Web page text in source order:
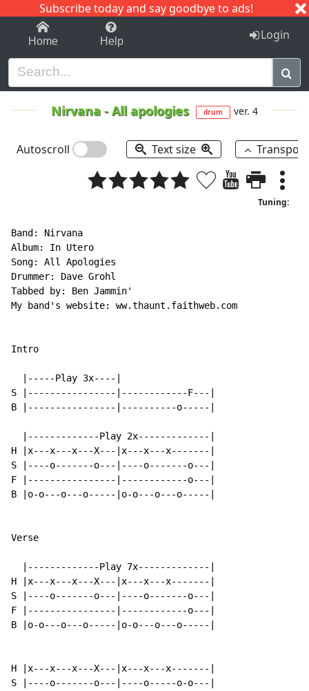
Subscribe today and say goodbye to ads!
1-9 C I J
Home Help Login
Nirvana -All apologies drum ver. 4
Autoscroll Text size
Tuning:
Band: Nirvana
Album: In Utero
Song: All Apologies
Drummer: Dave Grohl
Tabbed by: Ben Jammin'
My band's website: ww.thaunt.faithweb.com
Intro
  |-----Play 3x----|
S |----------------|------------F---|
B |----------------|----------o-----|
  |-------------Play 2x-------------|
H |x---x---x---X---|x---x---x-------|
S |----o-------o---|----o-------o---|
F |----------------|------------o---|
B |o-o---o---o-----|o-o---o---o-----|
Verse
  |-------------Play 7x-------------|
H |x---x---x---X---|x---x---x-------|
S |----o-------o---|----o-------o---|
F |----------------|------------o---|
B |o-o---o---o-----|o-o---o---o-----|
H |x---x---x---X---|x---x---x-------|
S |----o-------o---|----o-----o-o---|